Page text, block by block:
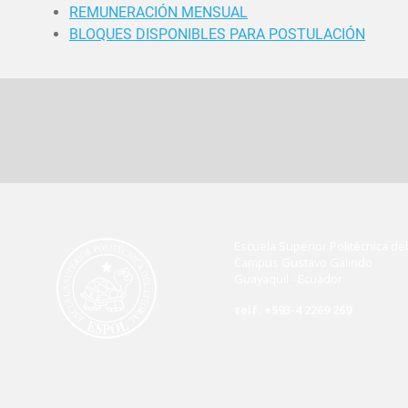
REMUNERACIÓN MENSUAL
BLOQUES DISPONIBLES PARA POSTULACIÓN